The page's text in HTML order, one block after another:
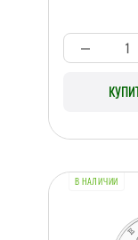
В НАЛИЧИИ